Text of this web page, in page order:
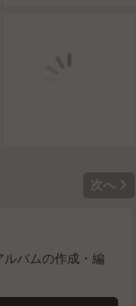
次へ 
バムの作成・編